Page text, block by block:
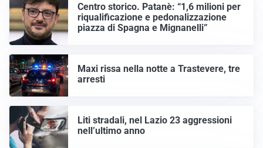
Centro storico. Patanè: “1,6 milioni per
riqualificazione e pedonalizzazione
piazza di Spagna e Mignanelli”
Maxi rissa nella notte a Trastevere, tre
arresti
Liti stradali, nel Lazio 23 aggressioni
nell’ultimo anno